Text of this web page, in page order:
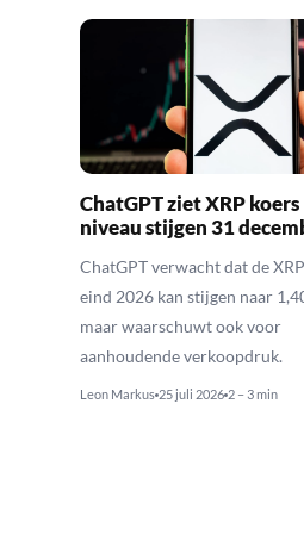
ChatGPT ziet XRP
niveau stijgen 31
ChatGPT verwacht dat de
eind 2026 kan stijgen naar
maar waarschuwt ook voor
aanhoudende verkoopdruk.
Leon Markus 25 juli 2026 2 – 3 min